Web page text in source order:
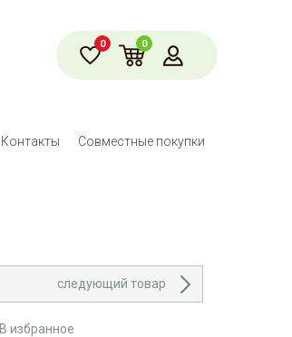
0 0
Контакты Совместные покупки
следующий товар
В избранное